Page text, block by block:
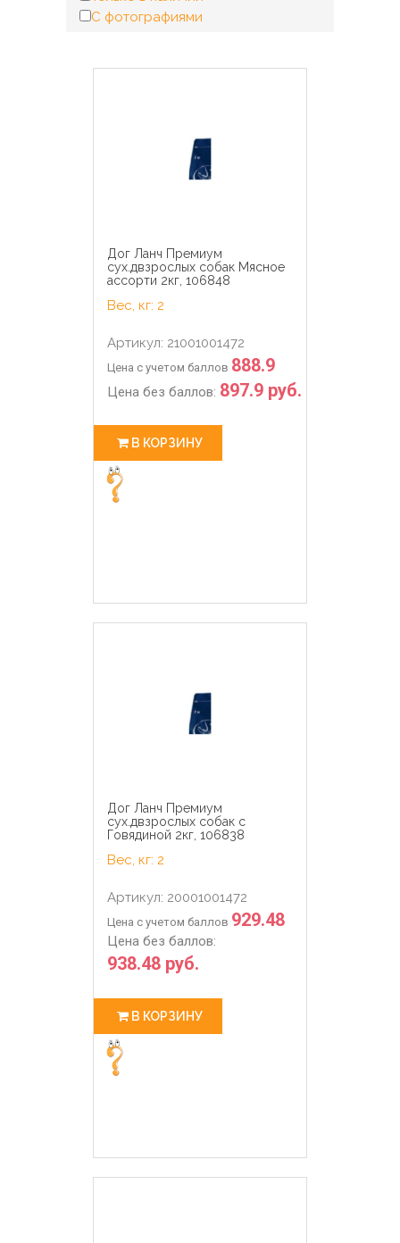
С фотографиями
Дог Ланч Премиум
сух.двзрослых собак Мясное
ассорти 2кг, 106848
Вес, кг: 2
Артикул: 21001001472
Цена с учетом баллов 888.9
Цена без баллов: 897.9 руб.
В КОРЗИНУ
Дог Ланч Премиум
сух.двзрослых собак с
Говядиной 2кг, 106838
Вес, кг: 2
Артикул: 20001001472
Цена с учетом баллов 929.48
Цена без баллов:
938.48 руб.
В КОРЗИНУ